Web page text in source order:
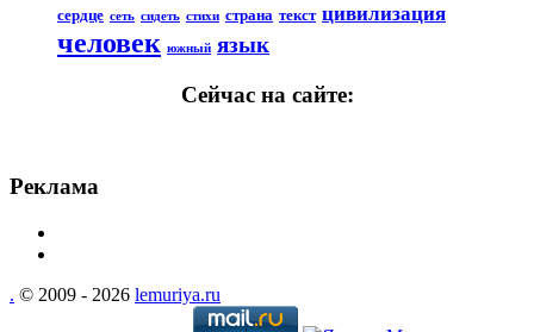
сердце сеть сидеть стихи страна текст цивилизация
человек южный язык
Сейчас на сайте:
Реклама
. © 2009 - 2026 lemuriya.ru